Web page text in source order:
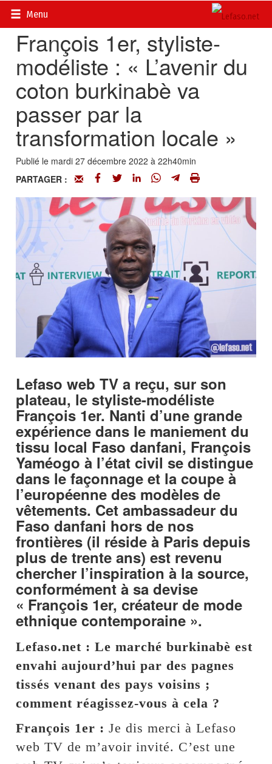
Menu
Accueil>
François 1er, styliste-
modéliste : « L’avenir du
coton burkinabè va
passer par la
transformation locale »
Publié le mardi 27 décembre 2022 à 22h40min
PARTAGER :
Lefaso web TV a reçu, sur son
plateau, le styliste-modéliste
François 1er. Nanti d’une grande
expérience dans le maniement du
tissu local Faso danfani, François
Yaméogo à l’état civil se distingue
dans le façonnage et la coupe à
l’européenne des modèles de
vêtements. Cet ambassadeur du
Faso danfani hors de nos
frontières (il réside à Paris depuis
plus de trente ans) est revenu
chercher l’inspiration à la source,
conformément à sa devise
« François 1er, créateur de mode
ethnique contemporaine ».
Lefaso.net : Le marché burkinabè est
envahi aujourd’hui par des pagnes
tissés venant des pays voisins ;
comment réagissez-vous à cela ?
François 1er : Je dis merci à Lefaso
web TV de m’avoir invité. C’est une